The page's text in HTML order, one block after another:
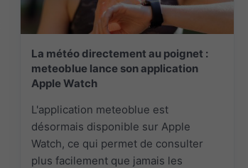
La météo directement au poignet :
meteoblue lance son application
Apple Watch
L'application meteoblue est
désormais disponible sur Apple
Watch, ce qui permet de consulter
plus facilement que jamais les